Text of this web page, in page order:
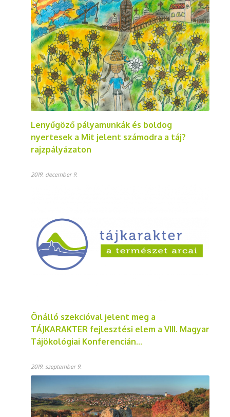
Lenyűgöző pályamunkák és boldog
nyertesek a Mit jelent számodra a táj?
rajzpályázaton
2019. december 9.
Önálló szekcióval jelent meg a
TÁJKARAKTER fejlesztési elem a VIII. Magyar
Tájökológiai Konferencián...
2019. szeptember 9.